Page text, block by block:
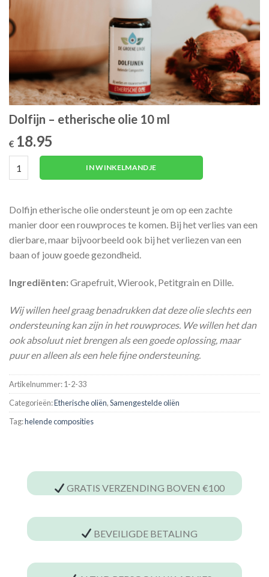
Dolfijn – etherische olie 10 ml
€ 18.95
IN WINKELMANDJE
Dolfijn etherische olie ondersteunt je om op een zachte
manier door een rouwproces te komen. Bij het verlies van een
dierbare, maar bijvoorbeeld ook bij het verliezen van een
baan of jouw goede gezondheid.
Ingrediënten:Grapefruit, Wierook, Petitgrain en Dille.
Wij willen heel graag benadrukken dat deze olie slechts een
ondersteuning kan zijn in het rouwproces. We willen het dan
ook absoluut niet brengen als een goede oplossing, maar
puur en alleen als een hele fijne ondersteuning.
Artikelnummer:1-2-33
Categorieën:Etherische oliën,Samengestelde oliën
Tag:helende composities
GRATIS VERZENDING BOVEN €100
BEVEILIGDE BETALING